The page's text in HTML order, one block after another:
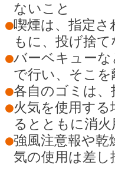
ないこと
●喫煙は、指定
もに、投げ捨
●バーベキュー
で行い、そこ
●各自のゴミは
●火気を使用す
るとともに消
●強風注意報や乾
気の使用は差